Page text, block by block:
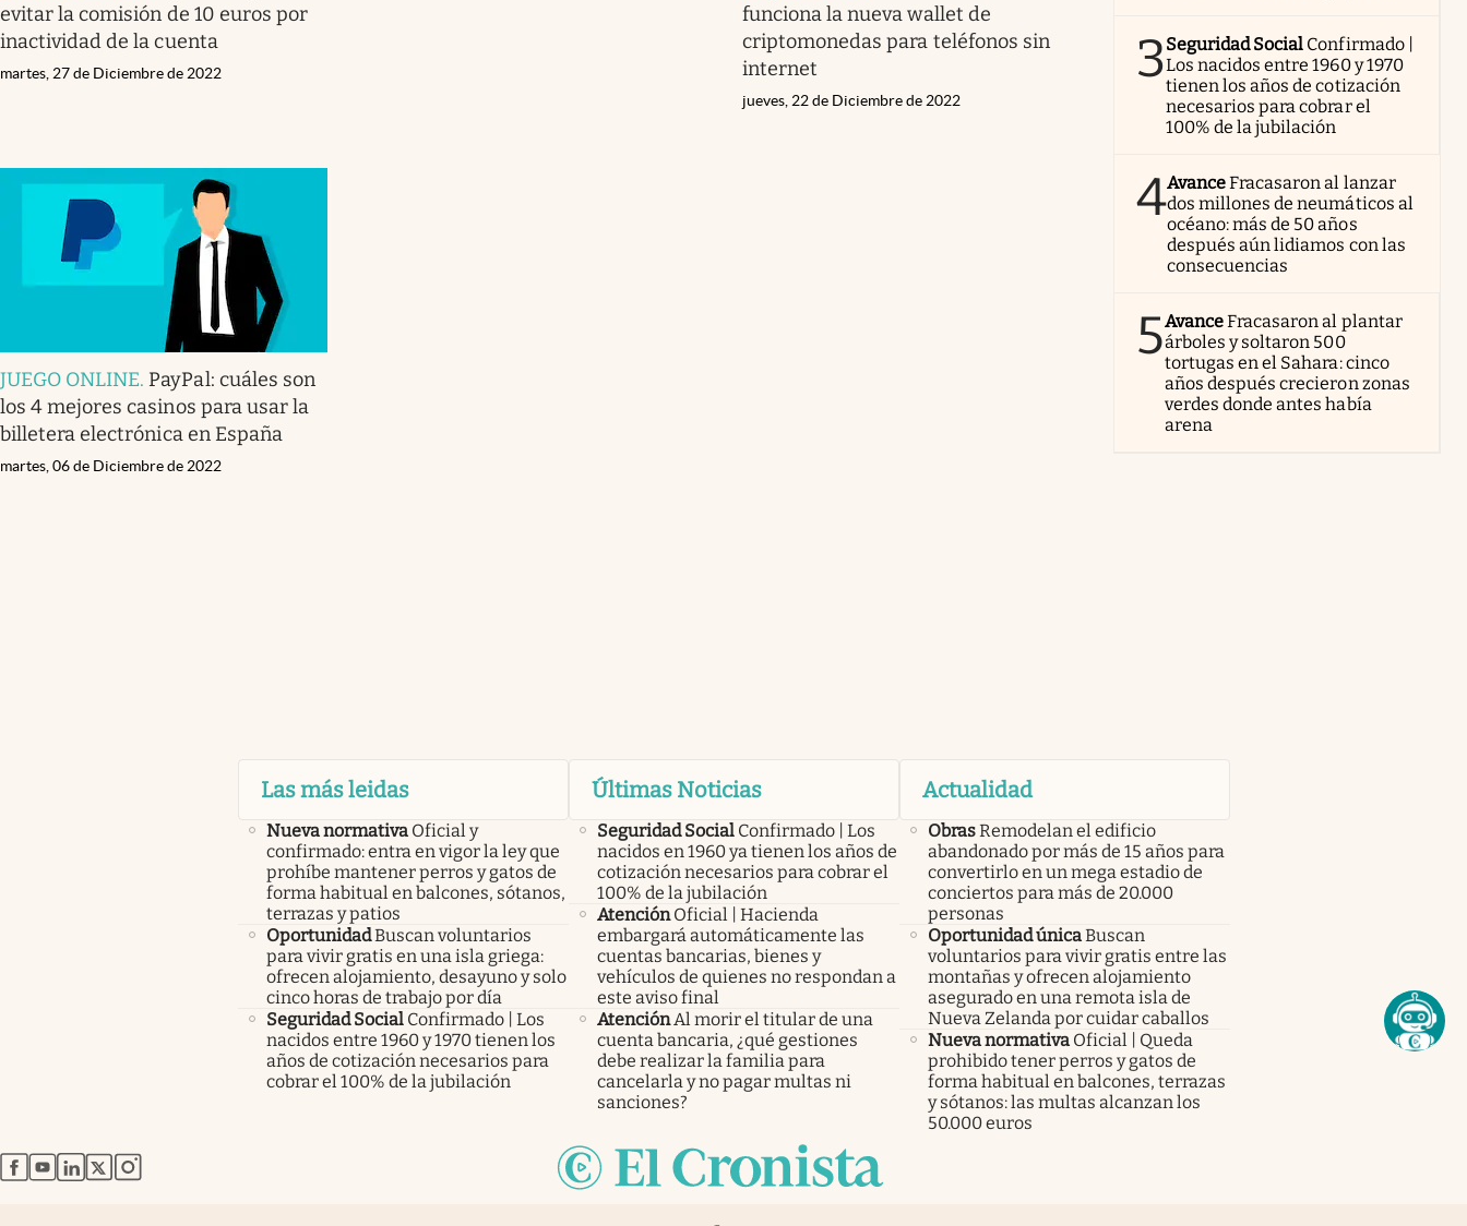
evitar la comisión de 10 euros por
inactividad de la cuenta
martes, 27 de Diciembre de 2022
funciona la nueva wallet de
criptomonedas para teléfonos sin
internet
jueves, 22 de Diciembre de 2022
JUEGO ONLINE. PayPal: cuáles son
los 4 mejores casinos para usar la
billetera electrónica en España
martes, 06 de Diciembre de 2022
3Seguridad Social Confirmado |
Los nacidos entre 1960 y 1970
tienen los años de cotización
necesarios para cobrar el
100% de la jubilación
4AvanceFracasaron al lanzar
dos millones de neumáticos al
océano: más de 50 años
después aún lidiamos con las
consecuencias
5AvanceFracasaron al plantar
árboles y soltaron 500
tortugas en el Sahara: cinco
años después crecieron zonas
verdes donde antes había
arena
Las más leidas
Nueva normativa Oficial y
confirmado: entra en vigor la ley que
prohíbe mantener perros y gatos de
forma habitual en balcones, sótanos,
terrazas y patios
OportunidadBuscan voluntarios
para vivir gratis en una isla griega:
ofrecen alojamiento, desayuno y solo
cinco horas de trabajo por día
Seguridad Social Confirmado | Los
nacidos entre 1960 y 1970 tienen los
años de cotización necesarios para
cobrar el 100% de la jubilación
Últimas Noticias
Seguridad Social Confirmado | Los
nacidos en 1960 ya tienen los años de
cotización necesarios para cobrar el
100% de la jubilación
Atención Oficial | Hacienda
embargará automáticamente las
cuentas bancarias, bienes y
vehículos de quienes no respondan a
este aviso final
Atención Al morir el titular de una
cuenta bancaria, ¿qué gestiones
debe realizar la familia para
cancelarla y no pagar multas ni
sanciones?
Actualidad
ObrasRemodelan el edificio
abandonado por más de 15 años para
convertirlo en un mega estadio de
conciertos para más de 20.000
personas
Oportunidad únicaBuscan
voluntarios para vivir gratis entre las
montañas y ofrecen alojamiento
asegurado en una remota isla de
Nueva Zelanda por cuidar caballos
Nueva normativa Oficial | Queda
prohibido tener perros y gatos de
forma habitual en balcones, terrazas
y sótanos: las multas alcanzan los
50.000 euros
abre en nueva pestaña
abre en nueva pestaña
abre en nueva pestaña
abre en nueva pestaña
abre en nueva pestaña